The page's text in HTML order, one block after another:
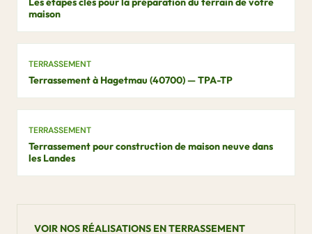
maison
TERRASSEMENT
Terrassement à Hagetmau (40700) — TPA-TP
TERRASSEMENT
Terrassement pour construction de maison neuve dans
les Landes
VOIR NOS RÉALISATIONS EN TERRASSEMENT